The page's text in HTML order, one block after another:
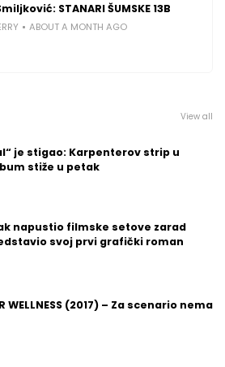
STANARI ŠUMSKE 13B
ABOUT A MONTH AGO
View all
je stigao: Karpenterov strip u
stiže u petak
napustio filmske setove zarad
svoj prvi grafički roman
WELLNESS (2017) – Za scenario nema